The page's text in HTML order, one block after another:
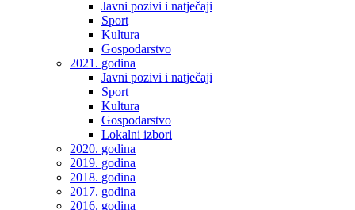
Javni pozivi i natječaji
Sport
Kultura
Gospodarstvo
2021. godina
Javni pozivi i natječaji
Sport
Kultura
Gospodarstvo
Lokalni izbori
2020. godina
2019. godina
2018. godina
2017. godina
2016. godina